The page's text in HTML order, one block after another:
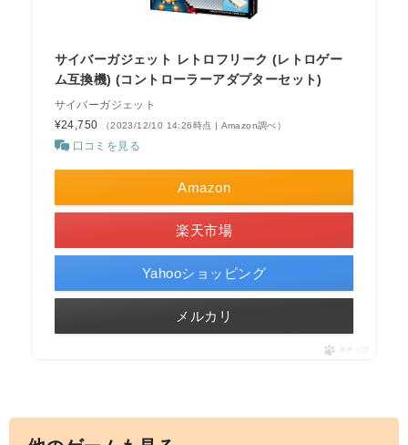
サイバーガジェット レトロフリーク (レトロゲー
ム互換機) (コントローラーアダプターセット)
サイバーガジェット
¥24,750
（2023/12/10 14:26時点 | Amazon調べ）
口コミを見る
Amazon
楽天市場
Yahooショッピング
メルカリ
ポチップ